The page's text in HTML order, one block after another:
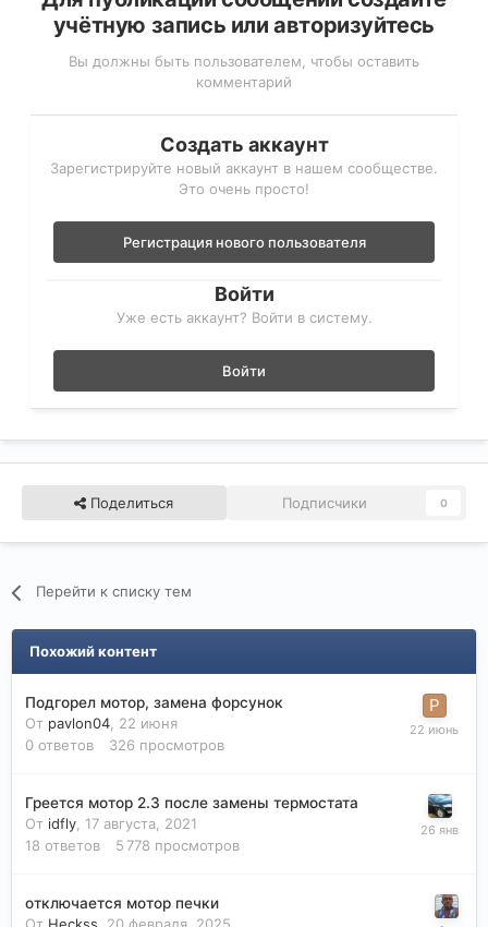
учётную запись или авторизуйтесь
Вы должны быть пользователем, чтобы оставить
комментарий
Создать аккаунт
Зарегистрируйте новый аккаунт в нашем сообществе.
Это очень просто!
Регистрация нового пользователя
Войти
Уже есть аккаунт? Войти в систему.
Войти
Поделиться Подписчики 0
Перейти к списку тем
Похожий контент
Подгорел мотор, замена форсунок
От pavlon04, 22 июня
0 ответов 326 просмотров
Греется мотор 2.3 после замены термостата
От idfly, 17 августа, 2021
18 ответов 5 778 просмотров
отключается мотор печки